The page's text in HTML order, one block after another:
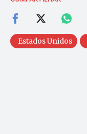
Estados Unidos